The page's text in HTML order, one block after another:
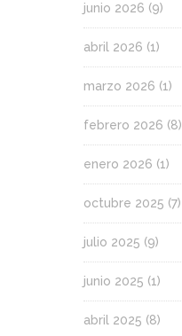
junio 2026 (9)
abril 2026 (1)
marzo 2026 (1)
febrero 2026 (8)
enero 2026 (1)
octubre 2025 (7)
julio 2025 (9)
junio 2025 (1)
abril 2025 (8)